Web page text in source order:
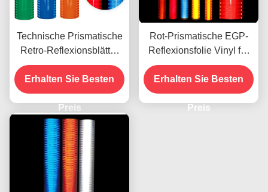
Technische Prismatische
Retro-Reflexionsblätter
für Verkehrszeichen
Erhalten Sie Besten
Preis
Rot-Prismatische EGP-
Reflexionsfolie Vinyl für
den UV-Druck mit Öko-
Lösungsmitteln
Erhalten Sie Besten
Preis